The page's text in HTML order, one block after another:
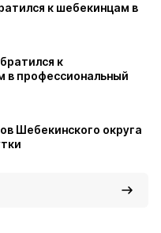
к шебекинцам в
к
в профессиональный
Шебекинского округа